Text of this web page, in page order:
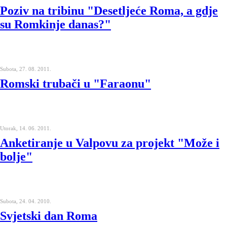
Poziv na tribinu "Desetljeće Roma, a gdje
su Romkinje danas?"
Subota, 27. 08. 2011.
Romski trubači u "Faraonu"
Utorak, 14. 06. 2011.
Anketiranje u Valpovu za projekt "Može i
bolje"
Subota, 24. 04. 2010.
Svjetski dan Roma